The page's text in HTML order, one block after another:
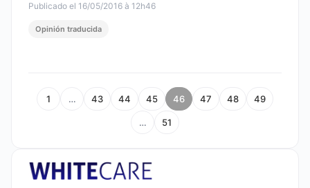
Publicado el 16/05/2016 à 12h46
Opinión traducida
1 … 43 44 45 46 47 48 49
… 51